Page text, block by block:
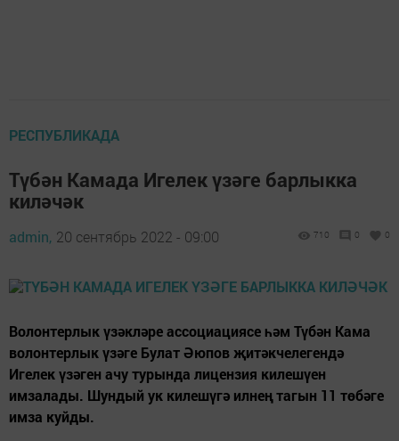
РЕСПУБЛИКАДА
Түбән Камада Игелек үзәге барлыкка
киләчәк
admin, 20 сентябрь 2022 - 09:00 710 0 0
Волонтерлык үзәкләре ассоциациясе һәм Түбән Кама
волонтерлык үзәге Булат Әюпов җитәкчелегендә
Игелек үзәген ачу турында лицензия килешүен
имзалады. Шундый ук килешүгә илнең тагын 11 төбәге
имза куйды.